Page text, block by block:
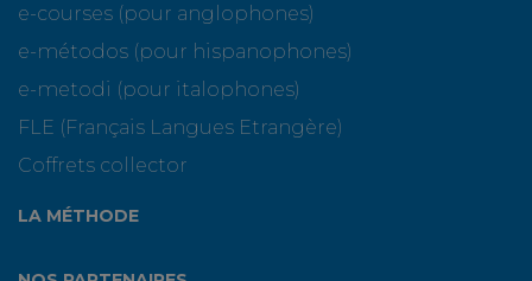
e-courses (pour anglophones)
e-métodos (pour hispanophones)
e-metodi (pour italophones)
FLE (Français Langues Etrangère)
Coffrets collector
LA MÉTHODE